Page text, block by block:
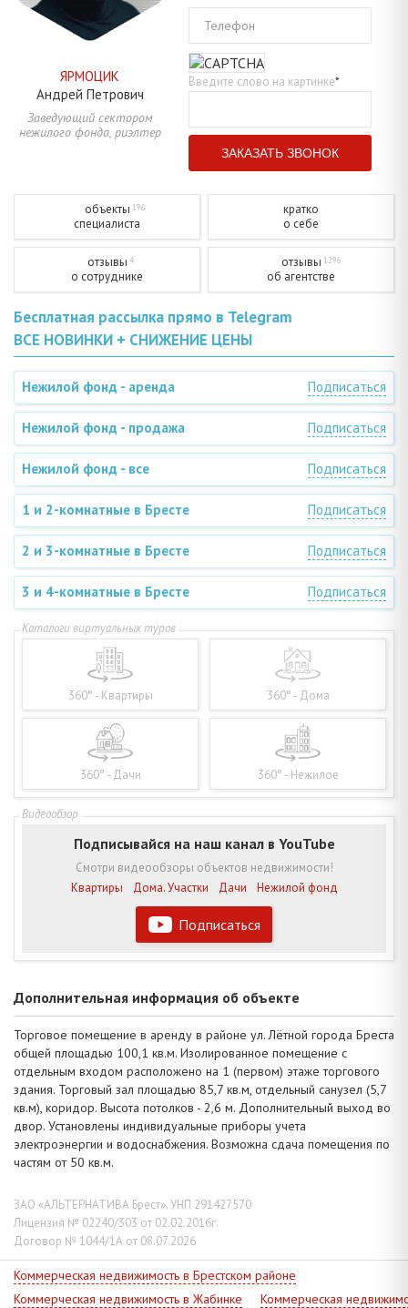
ЯРМОЦИК
Андрей Петрович
Заведующий сектором
нежилого фонда, риэлтер
Телефон
Введите слово на картинке*
объекты 196
специалиста
кратко
о себе
отзывы 4
о сотруднике
отзывы 1296
об агентстве
Бесплатная рассылка прямо в Telegram
ВСЕ НОВИНКИ + СНИЖЕНИЕ ЦЕНЫ
Нежилой фонд - аренда Подписаться
Нежилой фонд - продажа Подписаться
Нежилой фонд - все Подписаться
1 и 2-комнатные в Бресте Подписаться
2 и 3-комнатные в Бресте Подписаться
3 и 4-комнатные в Бресте Подписаться
360° - Квартиры 360° - Дома
360° - Дачи 360° - Нежилое
Подписаться
Подписывайся на наш канал в YouTube
Смотри видеообзоры объектов недвижимости!
Квартиры
Дома. Участки Дачи Нежилой фонд
Дополнительная информация об объекте
Торговое помещение в аренду в районе ул. Лётной города Бреста
общей площадью 100,1 кв.м. Изолированное помещение с
отдельным входом расположено на 1 (первом) этаже торгового
здания. Торговый зал площадью 85,7 кв.м, отдельный санузел (5,7
кв.м), коридор. Высота потолков - 2,6 м. Дополнительный выход во
двор. Установлены индивидуальные приборы учета
электроэнергии и водоснабжения. Возможна сдача помещения по
частям от 50 кв.м.
ЗАО «АЛЬТЕРНАТИВА Брест». УНП 291427570
Лицензия № 02240/303 от 02.02.2016г.
Договор № 1044/1А от 08.07.2026
Коммерческая недвижимость в Брестском районе
Коммерческая недвижимость в Жабинке
Коммерческая